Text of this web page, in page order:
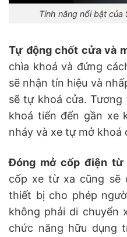
Tính năng nổi bật
Tự động chốt cửa và
chìa khoá và đứng
sẽ nhận tín hiệu và
sẽ tự khoá cửa.
khoá tiến đến gần xe
nháy và xe tự mở khoá
Đóng mở cốp điện từ
cốp xe từ xa cũng sẽ
thiết bị cho phép
không phải di chuyển
chức năng hữu dụng